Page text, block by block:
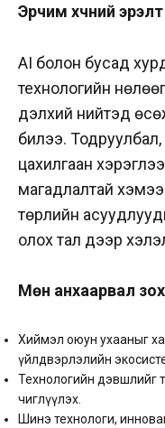
Эрчим хүчний
AI болон бусад
технологийн
дэлхий нийтэд
билээ. Тодруулбал,
цахилгаан
магадлалтай
төрлийн
олох тал дээр
Мөн анхаарвал
Хиймэл оюун ухааныг
үйлдвэрлэлийн
Технологийн дэвшлийг
чиглүүлэх.
Шинэ технологи,